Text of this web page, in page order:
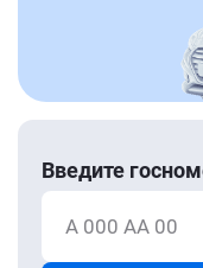
Введите
А 000 АА 00